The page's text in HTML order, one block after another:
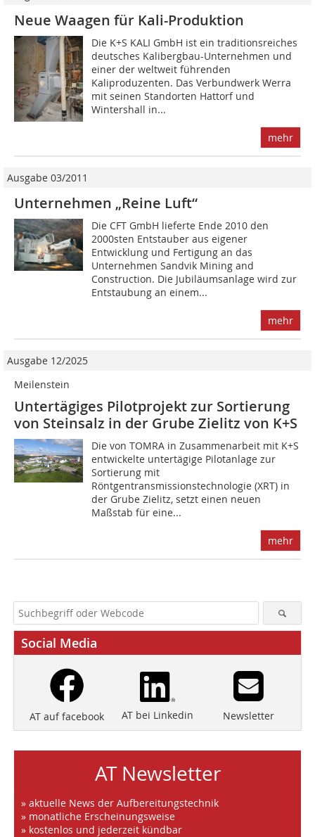
Neue Waagen für Kali-Produktion
Die K+S KALI GmbH ist ein traditionsreiches
deutsches Kalibergbau-Unternehmen und
einer der weltweit führenden
Kaliproduzenten. Das Verbundwerk Werra
mit seinen Standorten Hattorf und
Wintershall in...
mehr
Ausgabe 03/2011
Unternehmen „Reine Luft“
Die CFT GmbH lieferte Ende 2010 den
2000sten Entstauber aus eigener
Entwicklung und Fertigung an das
Unternehmen Sandvik Mining and
Construction. Die Jubiläumsanlage wird zur
Entstaubung an einem...
mehr
Ausgabe 12/2025
Meilenstein
Untertägiges Pilotprojekt zur Sortierung
von Steinsalz in der Grube Zielitz von K+S
Die von TOMRA in Zusammenarbeit mit K+S
entwickelte untertägige Pilotanlage zur
Sortierung mit
Röntgentransmissionstechnologie (XRT) in
der Grube Zielitz, setzt einen neuen
Maßstab für eine...
mehr
Social Media
AT auf facebook AT bei Linkedin Newsletter
AT Newsletter
» aktuelle News der Aufbereitungstechnik
» monatliche Erscheinungsweise
» kostenlos und jederzeit kündbar